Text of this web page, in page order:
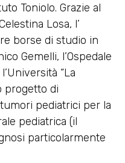
Toniolo. Grazie al
Losa, l’
borse di studio in
Gemelli, l’Ospedale
“La
progetto di
pediatrici per la
pediatrica (il
particolarmente